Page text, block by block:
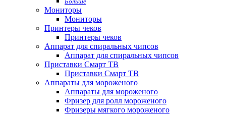
Мониторы
Мониторы
Принтеры чеков
Принтеры чеков
Аппарат для спиральных чипсов
Аппарат для спиральных чипсов
Приставки Смарт ТВ
Приставки Смарт ТВ
Аппараты для мороженого
Аппараты для мороженого
Фризер для ролл мороженого
Фризеры мягкого мороженого